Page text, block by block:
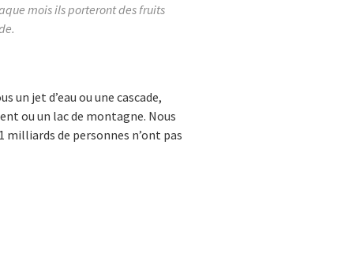
mois ils porteront des fruits
jet d’eau ou une cascade,
ou un lac de montagne. Nous
milliards de personnes n’ont pas